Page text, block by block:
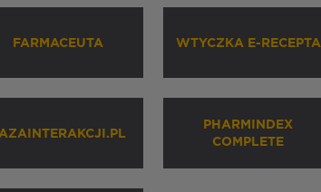
FARMACEUTA WTYCZKA E-RECEPTA
PHARMINDEX
COMPLETE